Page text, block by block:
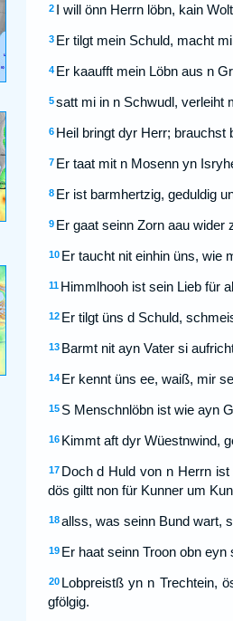
2 I will önn Herrn löbn, kain
3 Er tilgt mein Schuld, macht
4 Er kaaufft mein Löbn aus n
5 satt mi in n Schwudl, verleiht
6 Heil bringt dyr Herr; brauchst
7 Er taat mit n Mosenn yn
8 Er ist barmhertzig, geduldig
9 Er gaat seinn Zorn aau wider
10 Er taucht nit einhin üns, wie
11 Himmlhooh ist sein Lieb für
12 Er tilgt üns d Schuld,
13 Barmt nit ayn Vater si
14 Er kennt üns ee, waiß, mir
15 S Menschnlöbn ist wie ayn
16 Kimmt aft dyr Wüestnwind,
17 Doch d Huld von n Herrn
dös giltt non für Kunner um
18 allss, was seinn Bund wart,
19 Er haat seinn Troon obn
20 Lobpreistß yn n Trechtein,
gfölgig.